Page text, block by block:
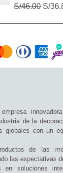
S/46.00S/
empresa
de la
globales con un
de las
las expectativas
en soluciones